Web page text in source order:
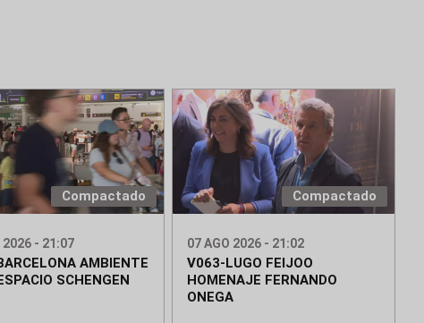
Compactado
2026 - 21:07
AMBIENTE
SCHENGEN
Compactado
07 AGO 2026 - 21:02
V063-LUGO FEIJOO
HOMENAJE FERNANDO
ONEGA